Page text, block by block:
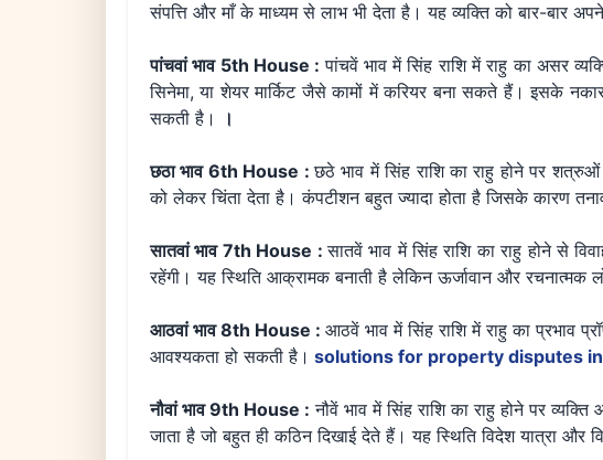
संपत्ति और माँ के माध्यम से लाभ भी देता है। यह व्यक्ति को बार-बार
पांचवां भाव 5th House :पांचवें भाव में सिंह राशि में राहु का असर
सिनेमा, या शेयर मार्किट जैसे कामों में करियर बना सकते हैं। इसके
सकती है।
।
छठा भाव 6th House :छठे भाव में सिंह राशि का राहु होने पर
को लेकर चिंता देता है। कंपटीशन बहुत ज्यादा होता है जिसके कारण
सातवां भाव 7th House :सातवें भाव में सिंह राशि का राहु होने से
रहेंगी। यह स्थिति आक्रामक बनाती है लेकिन ऊर्जावान और रचनात्मक
आठवां भाव 8th House : आठवें भाव में सिंह राशि में राहु का प्रभाव
आवश्यकता हो सकती है। solutions for property disputes
नौवां भाव 9th House : नौवें भाव में सिंह राशि का राहु होने पर
जाता है जो बहुत ही कठिन दिखाई देते हैं। यह स्थिति विदेश यात्रा और